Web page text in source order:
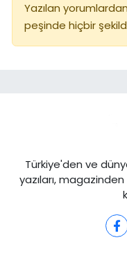
Yazılan
peşinde hiçbir
Türkiye'den ve
yazıları,